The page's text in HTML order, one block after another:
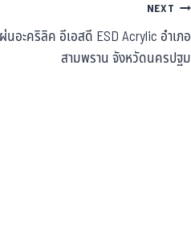
NEXT
นอะคริลิค อีเอสดี ESD Acrylic อำเภอ
สามพราน จังหวัดนครปฐม